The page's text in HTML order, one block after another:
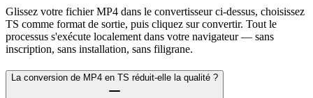
Glissez votre fichier MP4 dans le convertisseur ci-dessus, choisissez
TS comme format de sortie, puis cliquez sur convertir. Tout le
processus s'exécute localement dans votre navigateur — sans
inscription, sans installation, sans filigrane.
La conversion de MP4 en TS réduit-elle la qualité ?